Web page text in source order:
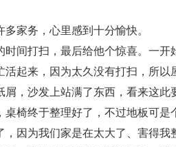
家务，心里感到十分愉快。
时间打扫，最后给他个惊喜。一开
活起来，因为太久没有打扫，所
，沙发上站满了东西，看来这此
桌椅终于整理好了，不过地板可
因为我们家是在太大了、害得我